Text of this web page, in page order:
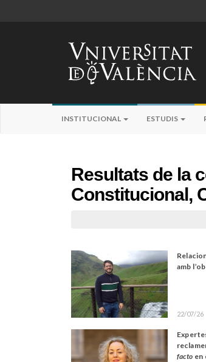
INSTITUCIONAL ESTUDIS
Resultats de la
Constitucional,
amb
22/07/26
facto en